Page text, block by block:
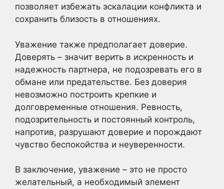
позволяет избежать эскалации конфликта и
сохранить близость в отношениях.
Уважение также предполагает доверие.
Доверять – значит верить в искренность и
надежность партнера, не подозревать его в
обмане или предательстве. Без доверия
невозможно построить крепкие и
долговременные отношения. Ревность,
подозрительность и постоянный контроль,
напротив, разрушают доверие и порождают
чувство беспокойства и неуверенности.
В заключение, уважение – это не просто
желательный, а необходимый элемент